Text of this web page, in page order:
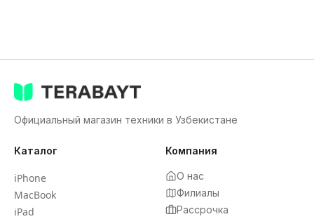
Официальный магазин техники в Узбекистане
Каталог
iPhone
MacBook
iPad
Компания
О нас
Филиалы
Рассрочка